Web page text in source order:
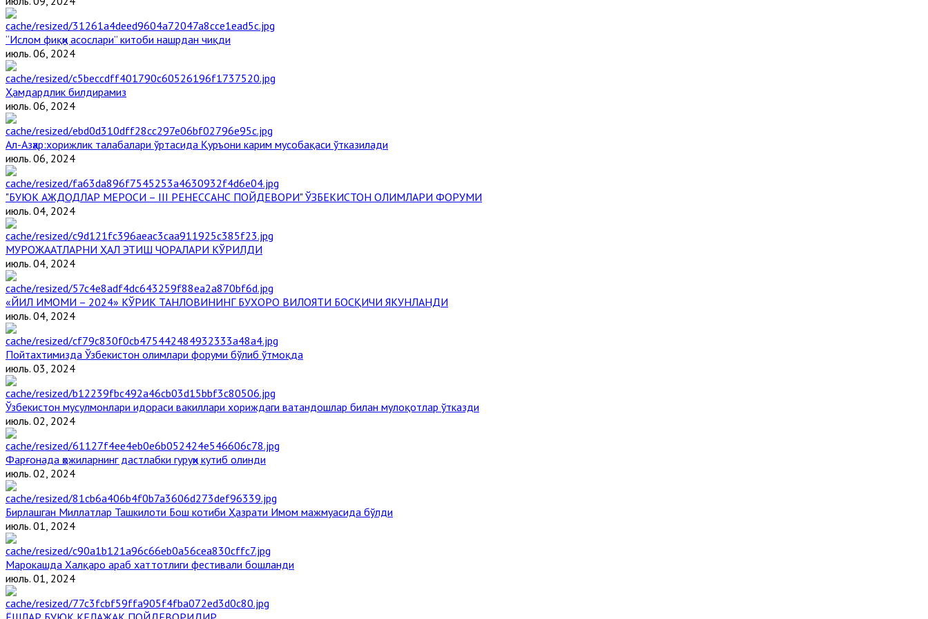
“Ислом фиқҳи асослари” китоби нашрдан чиқди
июль. 06, 2024
Ҳамдардлик билдирамиз
июль. 06, 2024
Aл-Aзҳар:хорижлик талабалари ўртасида Қуръони карим мусобақаси ўтказилади
июль. 06, 2024
"БУЮК АЖДОДЛАР МЕРОСИ – III РЕНЕССАНС ПОЙДЕВОРИ" ЎЗБЕКИСТОН ОЛИМЛАРИ ФОРУМИ
июль. 04, 2024
МУРОЖААТЛАРНИ ҲАЛ ЭТИШ ЧОРАЛАРИ КЎРИЛДИ
июль. 04, 2024
«ЙИЛ ИМОМИ – 2024» КЎРИК ТАНЛОВИНИНГ БУХОРО ВИЛОЯТИ БОСҚИЧИ ЯКУНЛАНДИ
июль. 04, 2024
Пойтахтимизда Ўзбекистон олимлари форуми бўлиб ўтмоқда
июль. 03, 2024
Ўзбекистон мусулмонлари идораси вакиллари хориждаги ватандошлар билан мулоқотлар ўтказди
июль. 02, 2024
Фарғонада ҳожиларнинг дастлабки гуруҳи кутиб олинди
июль. 02, 2024
Бирлашган Миллатлар Ташкилоти Бош котиби Ҳазрати Имом мажмуасида бўлди
июль. 01, 2024
Марокашда Халқаро араб хаттотлиги фестивали бошланди
июль. 01, 2024